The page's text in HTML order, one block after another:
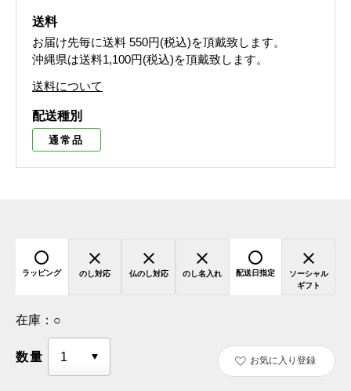
送料
お届け先毎に送料 550円(税込)を頂戴致します。
沖縄県は送料1,100円(税込)を頂戴致します。
送料について
配送種別
通常品
ラッピング のし対応 仏のし対応 のし名入れ 配送日指定
ソーシャル
ギフト
在庫： ○
数量 お気に入り登録